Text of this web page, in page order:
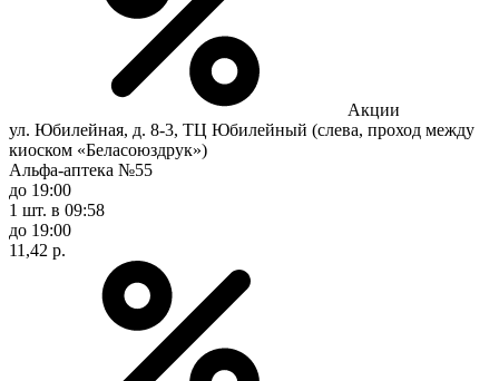
Акции
ул. Юбилейная, д. 8-3, ТЦ Юбилейный (слева, проход между
киоском «Беласоюздрук»)
Альфа-аптека №55
до 19:00
1 шт. в 09:58
до 19:00
11,42 р.